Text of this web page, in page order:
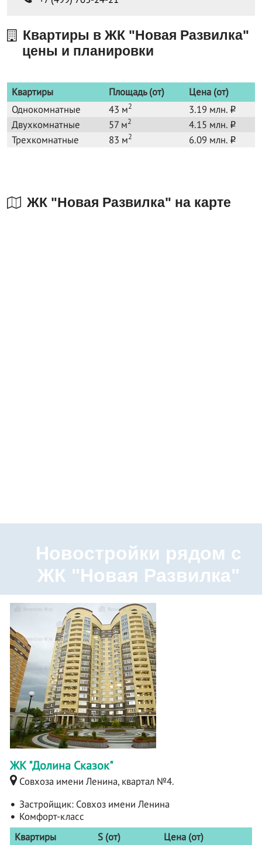
Квартиры в ЖК "Новая Развилка"
цены и планировки
Квартиры Площадь (от)
Цена (от)
Однокомнатные
43 м2 3.19 млн. o
Двухкомнатные 57 м2 4.15 млн. o
Трехкомнатные 83 м2 6.09 млн. o
ЖК "Новая Развилка" на карте
Новостройки рядом с
ЖК "Новая Развилка"
ЖК "Долина Сказок"
Совхоза имени Ленина, квартал №4.
Застройщик: Совхоз имени Ленина
Комфорт-класс
Квартиры
S (от)
Цена (от)